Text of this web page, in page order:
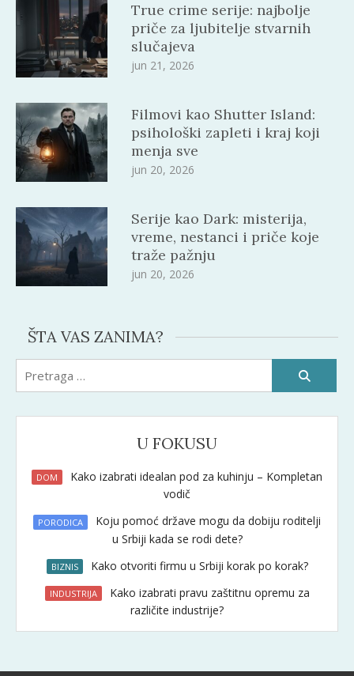
True crime serije: najbolje
priče za ljubitelje stvarnih
slučajeva
jun 21, 2026
Filmovi kao Shutter Island:
psihološki zapleti i kraj koji
menja sve
jun 20, 2026
Serije kao Dark: misterija,
vreme, nestanci i priče koje
traže pažnju
jun 20, 2026
ŠTA VAS ZANIMA?
U FOKUSU
DOM
Kako izabrati idealan pod za kuhinju – Kompletan
vodič
PORODICA
Koju pomoć države mogu da dobiju roditelji
u Srbiji kada se rodi dete?
BIZNIS Kako otvoriti firmu u Srbiji korak po korak?
INDUSTRIJA
Kako izabrati pravu zaštitnu opremu za
različite industrije?